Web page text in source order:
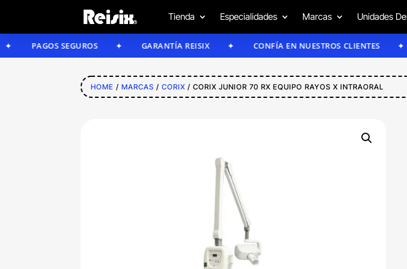
Tienda Especialidades Marcas Unidades
PAGOS SEGUROS GARANTÍA REISIX CONFÍA EN NUESTROS CLIENTES
HOME /MARCAS /CORIX / CORIX JUNIOR 70 RX EQUIPO RAYOS X INTRAORAL